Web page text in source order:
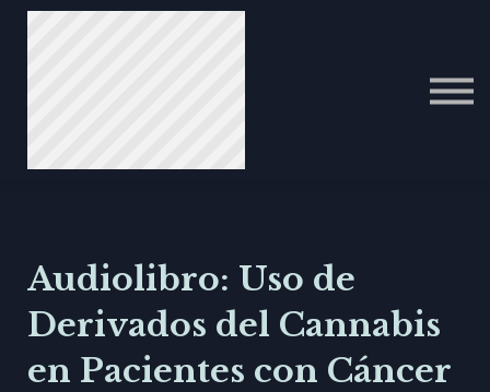
Audiolibro: Uso de
Derivados del Cannabis
en Pacientes con Cáncer